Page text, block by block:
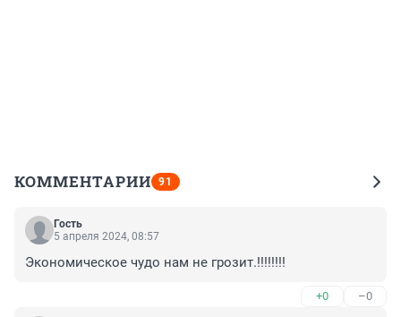
КОММЕНТАРИИ 91
Гость
5 апреля 2024, 08:57
Экономическое чудо нам не грозит.!!!!!!!!
+0 –0